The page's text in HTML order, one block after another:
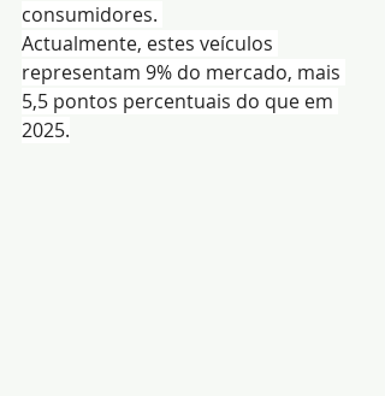
consumidores.
Actualmente, estes veículos
representam 9% do mercado, mais
5,5 pontos percentuais do que em
2025.